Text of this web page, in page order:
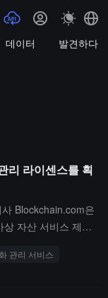
데이터 발견하다
리 라이센스를 획
Blockchain.com은
자산 서비스 제공
이 라이센스는 2026
관리 서비스